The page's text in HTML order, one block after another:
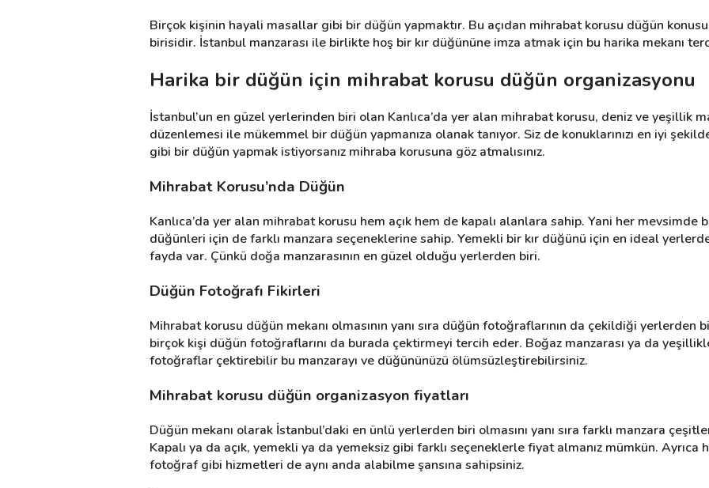
Müşteri Değerlendirmeleri
Birçok kişinin hayali masallar gibi bir düğün yapmaktır. Bu açıdan mihrabat korusu düğün
birisidir. İstanbul manzarası ile birlikte hoş bir kır düğününe imza atmak için bu harika mekanı
Harika bir düğün için mihrabat korusu düğün organizasyonu
İstanbul’un en güzel yerlerinden biri olan Kanlıca’da yer alan mihrabat korusu, deniz ve yeşillik
düzenlemesi ile mükemmel bir düğün yapmanıza olanak tanıyor. Siz de konuklarınızı en iyi
gibi bir düğün yapmak istiyorsanız mihraba korusuna göz atmalısınız.
Mihrabat Korusu’nda Düğün
Kanlıca’da yer alan mihrabat korusu hem açık hem de kapalı alanlara sahip. Yani her mevsimde
düğünleri için de farklı manzara seçeneklerine sahip. Yemekli bir kır düğünü için en ideal
fayda var. Çünkü doğa manzarasının en güzel olduğu yerlerden biri.
Düğün Fotoğrafı Fikirleri
Mihrabat korusu düğün mekanı olmasının yanı sıra düğün fotoğraflarının da çekildiği yerlerden
birçok kişi düğün fotoğraflarını da burada çektirmeyi tercih eder. Boğaz manzarası ya da
fotoğraflar çektirebilir bu manzarayı ve düğününüzü ölümsüzleştirebilirsiniz.
Mihrabat korusu düğün organizasyon fiyatları
Düğün mekanı olarak İstanbul’daki en ünlü yerlerden biri olmasını yanı sıra farklı manzara
Kapalı ya da açık, yemekli ya da yemeksiz gibi farklı seçeneklerle fiyat almanız mümkün.
fotoğraf gibi hizmetleri de aynı anda alabilme şansına sahipsiniz.